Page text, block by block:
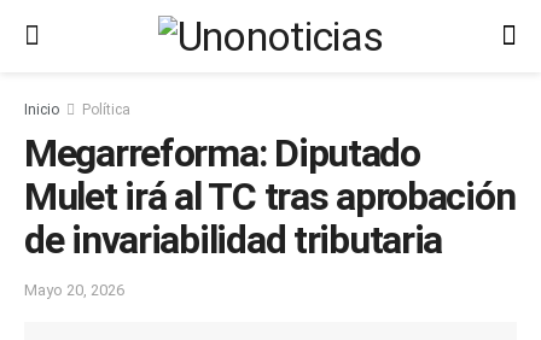
Inicio Política
Megarreforma: Diputado
Mulet irá al TC tras aprobación
de invariabilidad tributaria
Mayo 20, 2026